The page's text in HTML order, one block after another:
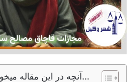
آنچه در این مقاله میخوانید...